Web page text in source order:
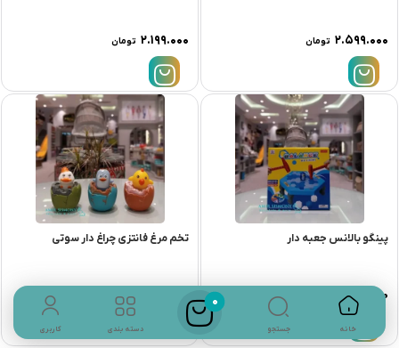
۲.۵۹۹.۰۰۰ تومان ۲.۱۹۹.۰۰۰ تومان
پینگو بالانس جعبه دار
۸۱۹.۰۰۰ تومان
تخم مرغ فانتزی چراغ دار سوتی
تومان
خانه جستجو
0
دسته بندی کاربری